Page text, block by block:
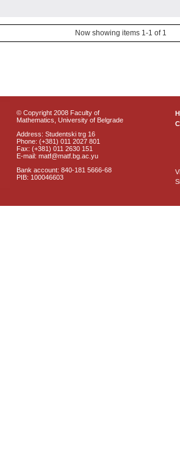
Now showing items 1-1 of 1
© Copyright 2008 Faculty of
Mathematics, University of Belgrade
Address: Studentski trg 16
Phone: (+381) 011 2027 801
Fax: (+381) 011 2630 151
E-mail: matf@matf.bg.ac.yu
Bank account: 840-181 5666-68
PIB: 100046603